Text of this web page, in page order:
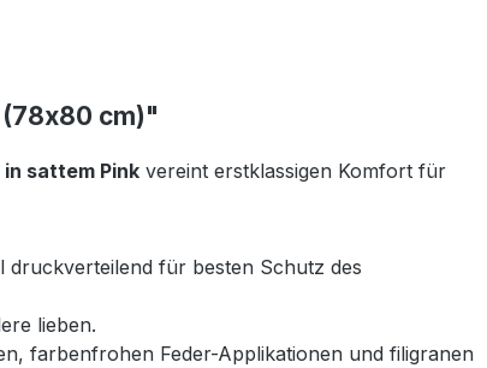
cm)"
sattem Pink vereint erstklassigen Komfort für
für besten Schutz des
lieben.
farbenfrohen Feder-Applikationen und filigranen